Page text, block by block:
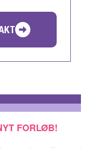
FORLØB!